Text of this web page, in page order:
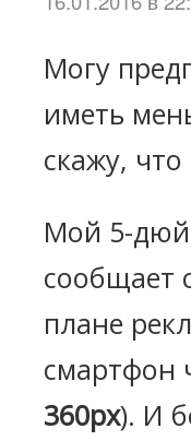
Могу
иметь
скажу,
Мой 5-
сообщает
плане
смартфон
360px). И